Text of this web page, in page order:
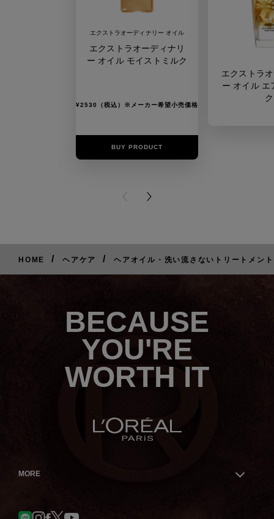
エクストラオーディナリー オイル
エクストラオーディナリ
ー オイル モイストミルク
¥2530（税込）※メーカー希望小売価格
BUY PRODUCT
エクストラ
ー オイル エ
ク
PREVIOUS CARD
NEXT CARD
HOME / ヘアケア / ヘアオイル・洗い流さないトリートメント
BECAUSE
YOU'RE
WORTH IT
MORE